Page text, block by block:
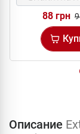
88 грн
Описание